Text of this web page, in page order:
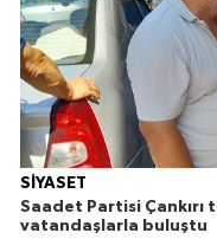
SİYASET
Saadet Partisi Çankırı
vatandaşlarla buluştu